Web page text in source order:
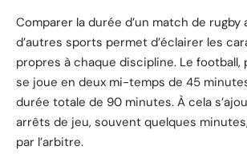
Comparer la durée d’un match de rugby
d’autres sports permet d’éclairer les
propres à chaque discipline. Le football,
se joue en deux mi-temps de 45
durée totale de 90 minutes. À cela
arrêts de jeu, souvent quelques
par l’arbitre.